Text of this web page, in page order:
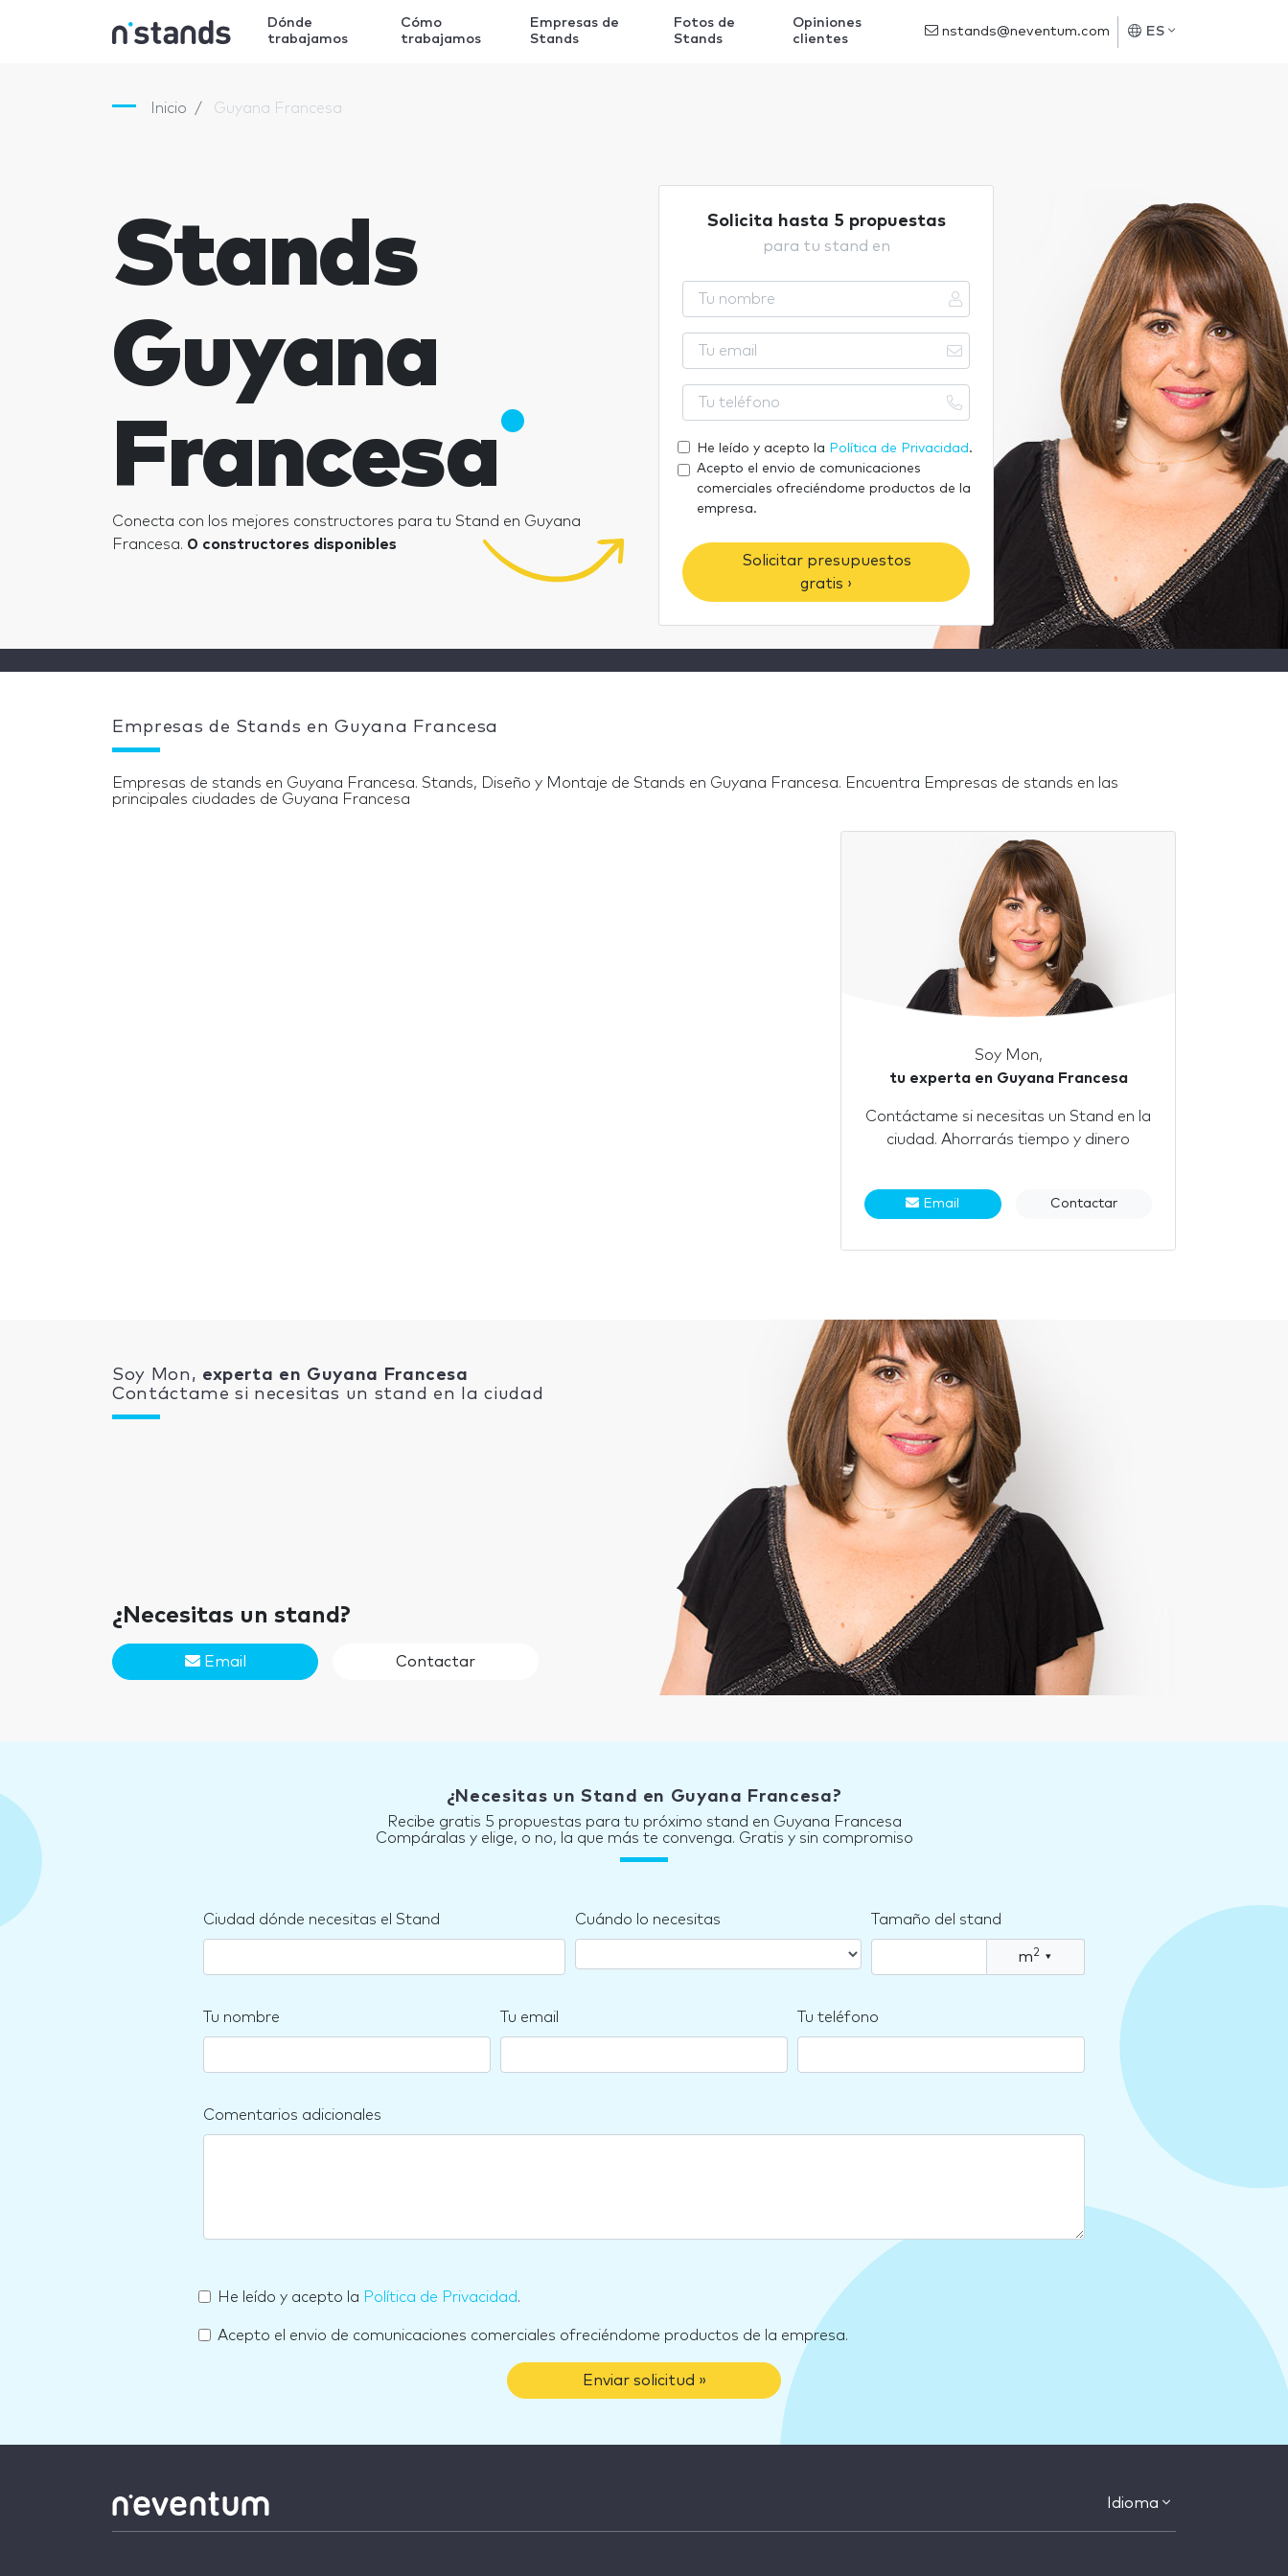
Dónde
trabajamos
Cómo
trabajamos
Empresas de
Stands
Fotos de
Stands
Opiniones
clientes
nstands@neventum.com ES
Inicio Guyana Francesa
Stands
Guyana
Francesa
Conecta con los mejores constructores para tu Stand en Guyana
Francesa. 0 constructores disponibles
Solicita hasta 5 propuestas
para tu stand en
He leído y acepto la Política de Privacidad .
Acepto el envio de comunicaciones
comerciales ofreciéndome productos de la
empresa.
Solicitar presupuestos
gratis ›
Empresas de Stands en Guyana Francesa
Empresas de stands en Guyana Francesa. Stands, Diseño y Montaje de Stands en Guyana Francesa. Encuentra Empresas de stands en las
principales ciudades de Guyana Francesa
Soy Mon,
tu experta en Guyana Francesa
Contáctame si necesitas un Stand en la
ciudad. Ahorrarás tiempo y dinero
Email Contactar
Soy Mon, experta en Guyana Francesa
Contáctame si necesitas un stand en la ciudad
¿Necesitas un stand?
Email Contactar
¿Necesitas un Stand en Guyana Francesa?
Recibe gratis 5 propuestas para tu próximo stand en Guyana Francesa
Compáralas y elige, o no, la que más te convenga. Gratis y sin compromiso
Ciudad dónde necesitas el Stand Cuándo lo necesitas Tamaño del stand
m2 ▾
Tu nombre Tu email Tu teléfono
Comentarios adicionales
He leído y acepto la Política de Privacidad.
Acepto el envio de comunicaciones comerciales ofreciéndome productos de la empresa.
Enviar solicitud »
Idioma